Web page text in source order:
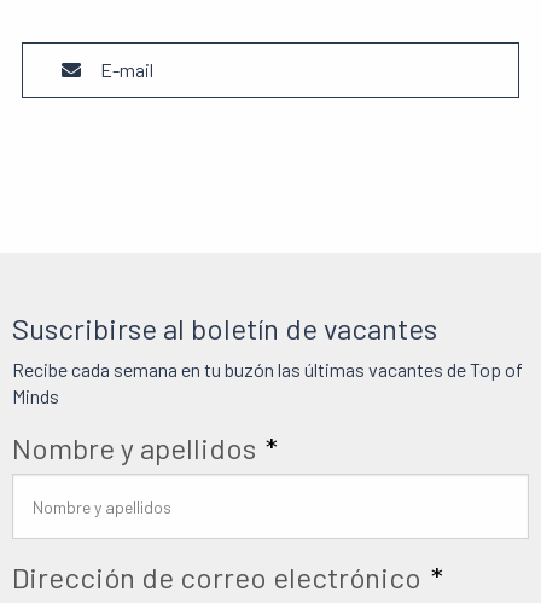
E-mail
Suscribirse al boletín de vacantes
Recibe cada semana en tu buzón las últimas vacantes de Top of
Minds
Nombre y apellidos *
Dirección de correo electrónico *